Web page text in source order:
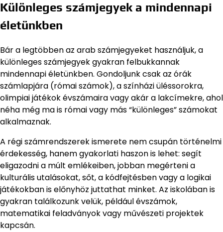
Különleges számjegyek a mindennapi
életünkben
Bár a legtöbben az arab számjegyeket használjuk, a
különleges számjegyek gyakran felbukkannak
mindennapi életünkben. Gondoljunk csak az órák
számlapjára (római számok), a színházi üléssorokra,
olimpiai játékok évszámaira vagy akár a lakcímekre, ahol
néha még ma is római vagy más “különleges” számokat
alkalmaznak.
A régi számrendszerek ismerete nem csupán történelmi
érdekesség, hanem gyakorlati haszon is lehet: segít
eligazodni a múlt emlékeiben, jobban megérteni a
kulturális utalásokat, sőt, a kódfejtésben vagy a logikai
játékokban is előnyhöz juttathat minket. Az iskolában is
gyakran találkozunk velük, például évszámok,
matematikai feladványok vagy művészeti projektek
kapcsán.